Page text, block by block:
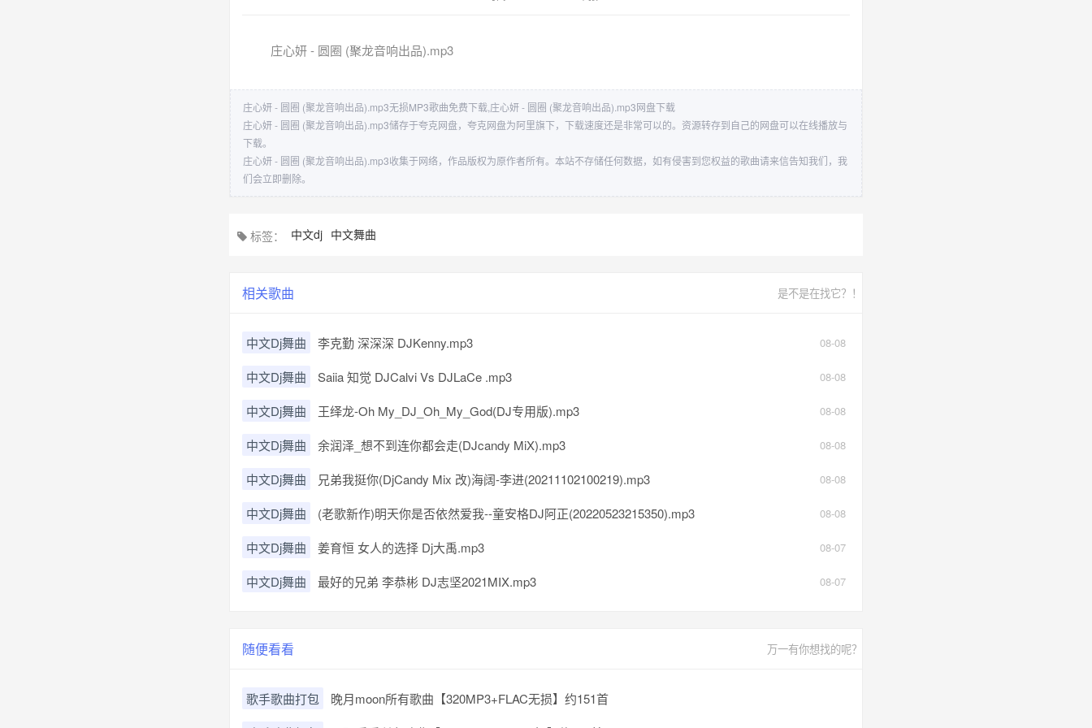
庄心妍 - 圆圈 (聚龙音响出品).mp3
庄心妍 - 圆圈 (聚龙音响出品).mp3无损MP3歌曲免费下载,庄心妍 - 圆圈 (聚龙音响出品).mp3网盘下载
庄心妍 - 圆圈 (聚龙音响出品).mp3储存于夸克网盘，夸克网盘为阿里旗下，下载速度还是非常可以的。资源转存到自己的网盘可以在线播放与
下载。
庄心妍 - 圆圈 (聚龙音响出品).mp3收集于网络，作品版权为原作者所有。本站不存储任何数据，如有侵害到您权益的歌曲请来信告知我们，我
们会立即删除。
标签： 中文dj 中文舞曲
相关歌曲 是不是在找它？！
08-08
中文Dj舞曲 李克勤 深深深 DJKenny.mp3
08-08
中文Dj舞曲 Saiia 知觉 DJCalvi Vs DJLaCe .mp3
08-08
中文Dj舞曲 王绎龙-Oh My_DJ_Oh_My_God(DJ专用版).mp3
08-08
中文Dj舞曲 余润泽_想不到连你都会走(DJcandy MiX).mp3
08-08
中文Dj舞曲 兄弟我挺你(DjCandy Mix 改)海阔-李进(20211102100219).mp3
08-08
中文Dj舞曲 (老歌新作)明天你是否依然爱我--童安格DJ阿正(20220523215350).mp3
08-07
中文Dj舞曲 姜育恒 女人的选择 Dj大禹.mp3
08-07
中文Dj舞曲 最好的兄弟 李恭彬 DJ志坚2021MIX.mp3
随便看看 万一有你想找的呢？
歌手歌曲打包
晚月moon所有歌曲【320MP3+FLAC无损】约151首